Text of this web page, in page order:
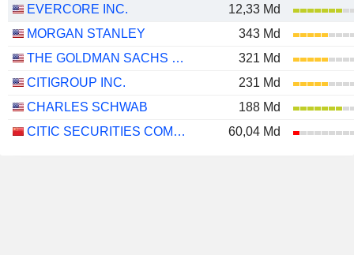
EVERCORE INC.
12,33 Md
MORGAN STANLEY
343 Md
THE GOLDMAN SACHS GROUP, INC.
321 Md
CITIGROUP INC.
231 Md
CHARLES SCHWAB
188 Md
CITIC SECURITIES COMPANY LIMITED
60,04 Md